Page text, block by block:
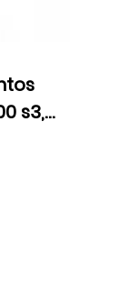
s3,
600